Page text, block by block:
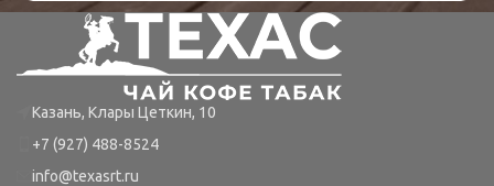
Казань, Клары Цеткин, 10
+7 (927) 488-8524
info@texasrt.ru